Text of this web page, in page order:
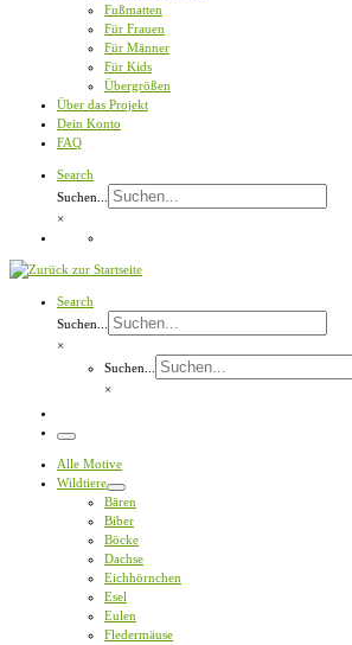
Fußmatten
Für Frauen
Für Männer
Für Kids
Übergrößen
Über das Projekt
Dein Konto
FAQ
Search
Suchen...
×
Search
Suchen...
×
Suchen...
×
Menü
Alle Motive
Wildtiere
Bären
Biber
Böcke
Dachse
Eichhörnchen
Esel
Eulen
Fledermäuse